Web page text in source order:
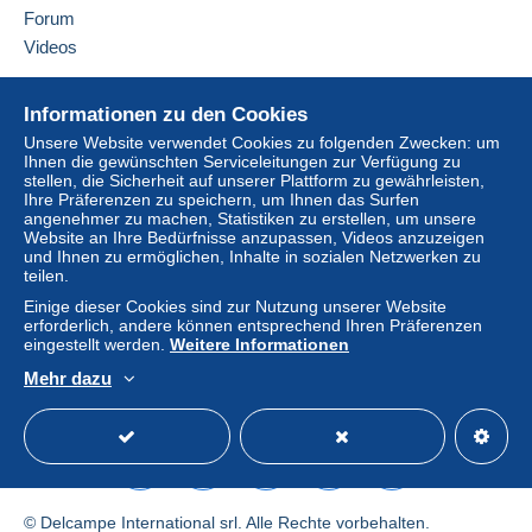
Für mehr Sicherheit, bittet der Verkäufer Sie,
eine Versandoption mit Sendungsverfolgung zu
wählen:
ab einem Kauf in Höhe von 24,00 €.
Lieferzone 1
Lieferzone 2
Diese Zone enthältein Land.
Brief (Standardformat/Kleinbrief)
Diesen Verkäufer zu meiner schwarzen Liste
Informationen zu den Cookies
Unsere Website verwendet Cookies zu folgenden Zwecken: um
Ihnen die gewünschten Serviceleitungen zur Verfügung zu
stellen, die Sicherheit auf unserer Plattform zu gewährleisten,
Ihre Präferenzen zu speichern, um Ihnen das Surfen
angenehmer zu machen, Statistiken zu erstellen, um unsere
Website an Ihre Bedürfnisse anzupassen, Videos anzuzeigen
und Ihnen zu ermöglichen, Inhalte in sozialen Netzwerken zu
teilen.
Einige dieser Cookies sind zur Nutzung unserer Website
erforderlich, andere können entsprechend Ihren Präferenzen
eingestellt werden. Weitere Informationen
Mehr dazu
Forum
Videos
Online-Hilfe
Auf Delcampe kaufen
Auf Delcampe verkaufen
Eine sichere Website
© Delcampe International srl. Alle Rechte vorbehalten.